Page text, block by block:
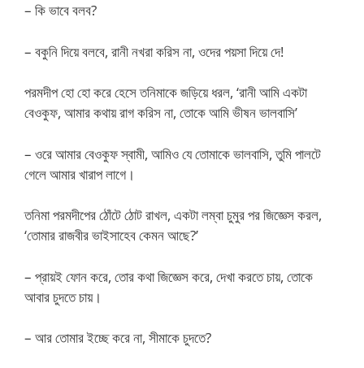
– কি ভাবে বলব?
– বকুনি দিয়ে বলবে, রানী নখরা করিস না, ওদের পয়সা দিয়ে দে!
পরমদীপ হো হো করে হেসে তনিমাকে জড়িয়ে ধরল, ‘রানী আমি একটা
বেওকুফ, আমার কথায় রাগ করিস না, তোকে আমি ভীষন ভালবাসি’
– ওরে আমার বেওকুফ স্বামী, আমিও যে তোমাকে ভালবাসি, তুমি পালটে
গেলে আমার খারাপ লাগে।
তনিমা পরমদীপের ঠোঁটে ঠোট রাখল, একটা লম্বা চুমুর পর জিজ্ঞেস করল,
‘তোমার রাজবীর ভাইসাহেব কেমন আছে?’
– প্রায়ই ফোন করে, তোর কথা জিজ্ঞেস করে, দেখা করতে চায়, তোকে
আবার চুদতে চায়।
– আর তোমার ইচ্ছে করে না, সীমাকে চুদতে?